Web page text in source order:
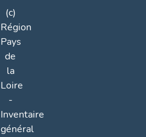
(c)
Région
Pays
de
la
Loire
-
Inventaire
général